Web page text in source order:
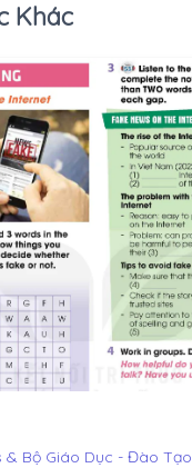
Khác
& Bộ Giáo Dục - Đào Tạo